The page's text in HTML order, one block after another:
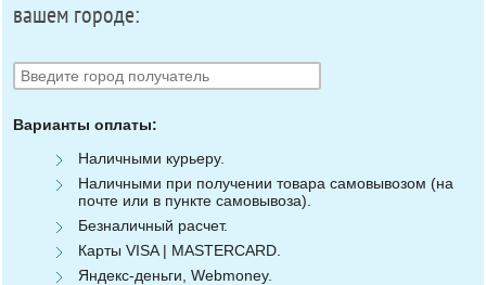
вашем городе:
Варианты оплаты:
Наличными курьеру.
Наличными при получении товара самовывозом (на
почте или в пункте самовывоза).
Безналичный расчет.
Карты VISA | MASTERCARD.
Яндекс-деньги, Webmoney.